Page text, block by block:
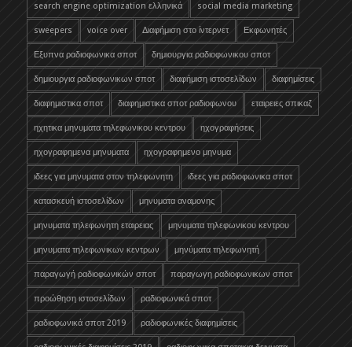
search engine optimization ελληνικά social media marketing
sweepers voice over Διαφήμιση στο ίντερνετ Εκφωνητές
Εξυπνα ραδιοφωνικα σποτ δημιουργια ραδιοφωνικου σποτ
δημιουργια ραδιοφωνικων σποτ διαφήμιση ιστοσελίδων διαφημίσεις
διαφημιστικα σποτ διαφημιστικα σποτ ραδιοφωνου εταιρειες σπικαζ
ηχητικα μηνυματα τηλεφωνικου κεντρου ηχογραφήσεις
ηχογραφημενα μηνυματα ηχογραφημενο μηνυμα
ιδεες για μηνυματα στον τηλεφωνητη ιδεες για ραδιοφωνικα σποτ
κατασκευή ιστοσελίδων μηνυματα αναμονης
μηνυματα τηλεφωνητη εταιρειας μηνυματα τηλεφωνικου κεντρου
μηνυματα τηλεφωνικων κεντρων μηνύματα τηλεφωνητή
παραγωγή ραδιοφωνικών σποτ παραγωγη ραδιοφωνικων σποτ
προώθηση ιστοσελίδων ραδιοφωνικά σποτ
ραδιοφωνικά σποτ 2019 ραδιοφωνικές διαφημίσεις